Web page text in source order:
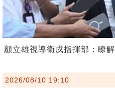
顧立雄視導衛戍指揮部：瞭
2026/08/10 19:10